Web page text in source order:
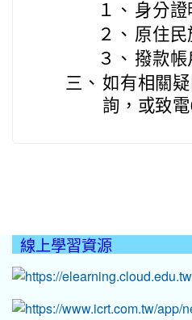
１、 身分證
２、 原住
３、 撥款
三、 如有相關
詢，或致
線上學習資源